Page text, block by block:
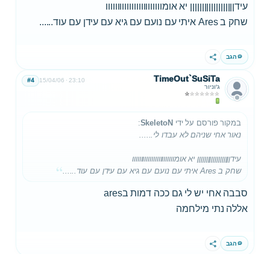
עידןןןןןןןןןןןןןןןןןןן יא אומוווווווווווווווווווווווו
שחק ב Ares איתי עם נועם עם גיא עם עידן עם עוד......
הגב שתף
TimeOut`SuSiTa
ג'וניור
15/04/06 23:10
#4
במקור פורסם על ידי SkeletoN
:
נאור אחי שניהם לא עבדו לי......
עידןןןןןןןןןןןןןןןןןןן יא אומוווווווווווווווווווווווו
שחק ב Ares איתי עם נועם עם גיא עם עידן עם עוד......
סבבה אחי יש לי גם ככה דמות בares
אללה נתי מילחמה
הגב שתף